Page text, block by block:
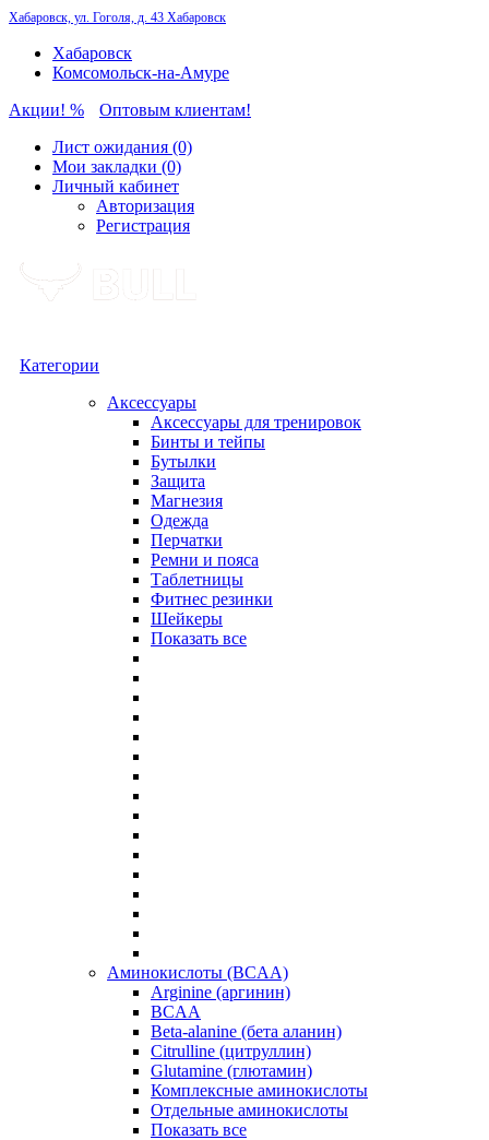
Хабаровск, ул. Гоголя, д. 43 Хабаровск
Хабаровск
Комсомольск-на-Амуре
Акции! %
Оптовым клиентам!
Лист ожидания (0)
Мои закладки (0)
Личный кабинет
Авторизация
Регистрация
Категории
Аксессуары
Аксессуары для тренировок
Бинты и тейпы
Бутылки
Защита
Магнезия
Одежда
Перчатки
Ремни и пояса
Таблетницы
Фитнес резинки
Шейкеры
Показать все
Аминокислоты (BCAA)
Arginine (аргинин)
BCAA
Beta-alanine (бета аланин)
Citrulline (цитруллин)
Glutamine (глютамин)
Комплексные аминокислоты
Отдельные аминокислоты
Показать все